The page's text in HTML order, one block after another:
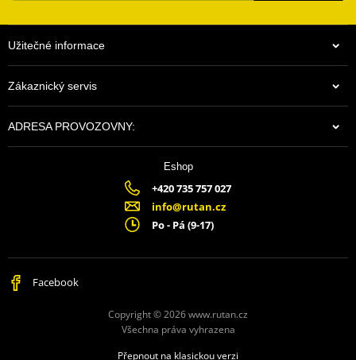
$19.35
Na centrálním skladu v ČR
Užitečné informace
Zákaznický servis
ADRESA PROVOZOVNY:
Eshop
+420 735 757 027
info@rutan.cz
Po - Pá (9-17)
Facebook
Copyright © 2026 www.rutan.cz
Všechna práva vyhrazena
Přepnout na klasickou verzi